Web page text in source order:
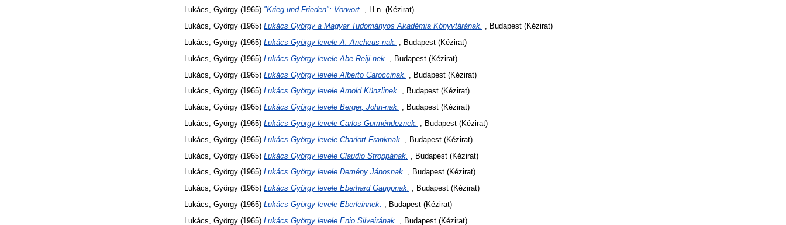
Lukács, György (1965) "Krieg und Frieden": Vorwort. , H.n. (Kézirat)
Lukács, György (1965) Lukács György a Magyar Tudományos Akadémia Könyvtárának. , Budapest (Kézirat)
Lukács, György (1965) Lukács György levele A. Ancheus-nak.
, Budapest (Kézirat)
Lukács, György (1965) Lukács György levele Abe Reiji-nek.
, Budapest (Kézirat)
Lukács, György (1965) Lukács György levele Alberto Caroccinak.
, Budapest (Kézirat)
Lukács, György (1965) Lukács György levele Arnold Künzlinek. , Budapest (Kézirat)
Lukács, György (1965) Lukács György levele Berger, John-nak. , Budapest (Kézirat)
Lukács, György (1965) Lukács György levele Carlos Gurméndeznek.
, Budapest (Kézirat)
Lukács, György (1965) Lukács György levele Charlott Franknak.
, Budapest (Kézirat)
Lukács, György (1965) Lukács György levele Claudio Stroppának.
, Budapest (Kézirat)
Lukács, György (1965) Lukács György levele Demény Jánosnak. , Budapest (Kézirat)
Lukács, György (1965) Lukács György levele Eberhard Gauppnak. , Budapest (Kézirat)
Lukács, György (1965) Lukács György levele Eberleinnek.
, Budapest (Kézirat)
Lukács, György (1965) Lukács György levele Enio Silveirának.
, Budapest (Kézirat)